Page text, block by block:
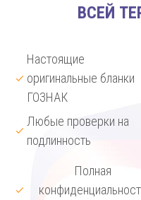
ВСЕЙ
Настоящие
оригинальные бланки
ГОЗНАК
Любые проверки на
подлинность
Полная